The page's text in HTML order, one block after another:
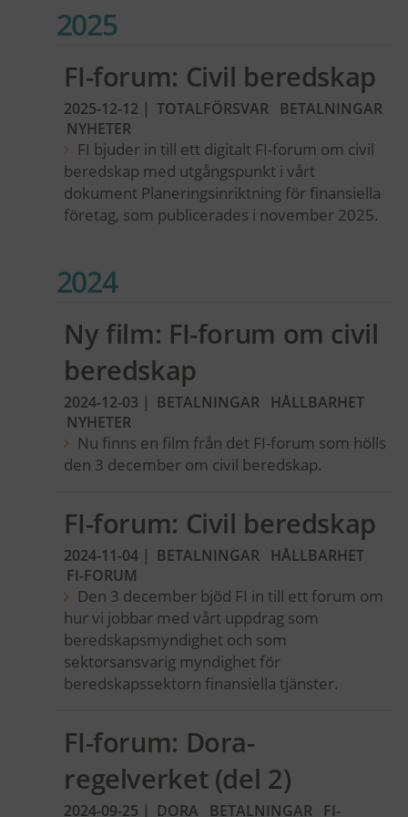
2025
FI-forum: Civil beredskap
2025-12-12 | TOTALFÖRSVAR
BETALNINGAR
NYHETER
FI bjuder in till ett digitalt FI-forum om civil
beredskap med utgångspunkt i vårt
dokument Planeringsinriktning för finansiella
företag, som publicerades i november 2025.
2024
Ny film: FI-forum om civil
beredskap
2024-12-03 | BETALNINGAR
HÅLLBARHET
NYHETER
Nu finns en film från det FI-forum som hölls
den 3 december om civil beredskap.
FI-forum: Civil beredskap
2024-11-04 | BETALNINGAR
HÅLLBARHET
FI-FORUM
Den 3 december bjöd FI in till ett forum om
hur vi jobbar med vårt uppdrag som
beredskapsmyndighet och som
sektorsansvarig myndighet för
beredskapssektorn finansiella tjänster.
FI-forum: Dora-
regelverket (del 2)
2024-09-25 | DORA BETALNINGAR FI-